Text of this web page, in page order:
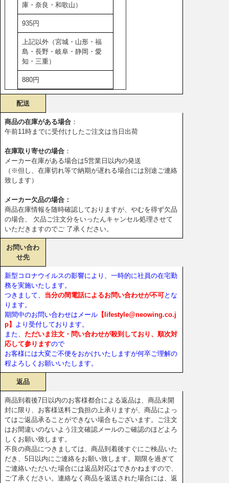
庫・奈良・和歌山）
935円
上記以外（宮城・山形・福
島・長野・岐阜・静岡・愛
知・三重）
880円
配送
商品の在庫がある場合 ：
午前11時までに受付けしたご注文は当日出荷
在庫取り寄せの場合 ：
メーカー在庫がある場合は5営業日以内の発送
（※但し、在庫切れ等で納期が遅れる場合には別途ご連絡
致します）
メーカー欠品の場合：
商品在庫情報を随時確認しておりますが、やむを得ず欠品
の場合、 欠品ご注文分をいったんキャンセル処理させて
いただきますのでご 了承ください。
お問い合わ
せ先
新型コロナウイルスの影響により、一時的に社員の在宅勤
務を実施いたします。
つきまして、 当分の間電話によるお問い合わせが不可とな
ります。
期間中のお問い合わせはメール 【lifestyle@neowing.co.j
p】 より受付しております。
また、 ただいま注文・問い合わせが殺到しており、順次対
応して参りますので
お客様には大変ご不便をおかけいたしますが何卒ご理解の
程よろしくお願いいたします。
返品
商品到着後7日以内のお客様都合による返品は、商品未開
封に限り、お客様送料ご負担の上承りますが、商品によっ
てはご返品承ることができない場合もございます。ご注文
はお間違いのないよう注文確認メールのご確認のほどよろ
しくお願い致します。
不良の商品につきましては、商品到着後すぐにご検品いた
だき、5日以内にご連絡をお願い致します。期限を過ぎて
ご連絡いただいた場合には返品対応はできかねますので、
ご了承ください。連絡なく商品を返送された場合には、返